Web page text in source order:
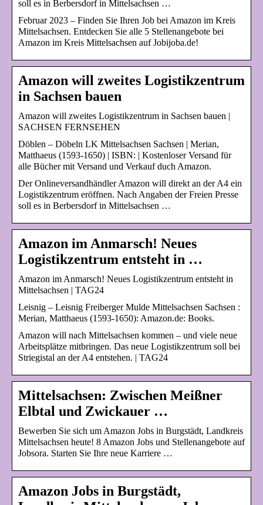
soll es in Berbersdorf in Mittelsachsen …
Februar 2023 – Finden Sie Ihren Job bei Amazon im Kreis
Mittelsachsen. Entdecken Sie alle 5 Stellenangebote bei
Amazon im Kreis Mittelsachsen auf Jobijoba.de!
Amazon will zweites Logistikzentrum
in Sachsen bauen
Amazon will zweites Logistikzentrum in Sachsen bauen |
SACHSEN FERNSEHEN
Döblen – Döbeln LK Mittelsachsen Sachsen | Merian,
Matthaeus (1593-1650) | ISBN: | Kostenloser Versand für
alle Bücher mit Versand und Verkauf duch Amazon.
Der Onlineversandhändler Amazon will direkt an der A4 ein
Logistikzentrum eröffnen. Nach Angaben der Freien Presse
soll es in Berbersdorf in Mittelsachsen …
Amazon im Anmarsch! Neues
Logistikzentrum entsteht in …
Amazon im Anmarsch! Neues Logistikzentrum entsteht in
Mittelsachsen | TAG24
Leisnig – Leisnig Freiberger Mulde Mittelsachsen Sachsen :
Merian, Matthaeus (1593-1650): Amazon.de: Books.
Amazon will nach Mittelsachsen kommen – und viele neue
Arbeitsplätze mitbringen. Das neue Logistikzentrum soll bei
Striegistal an der A4 entstehen. | TAG24
Mittelsachsen: Zwischen Meißner
Elbtal und Zwickauer …
Bewerben Sie sich um Amazon Jobs in Burgstädt, Landkreis
Mittelsachsen heute! 8 Amazon Jobs und Stellenangebote auf
Jobsora. Starten Sie Ihre neue Karriere …
Amazon Jobs in Burgstädt,